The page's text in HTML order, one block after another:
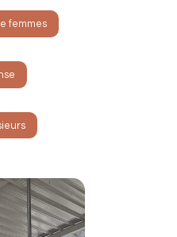
femmes